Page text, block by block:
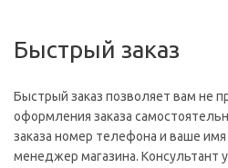
Быстрый заказ
Быстрый заказ позволяет вам не
оформления заказа
заказа номер телефона и ваше
менеджер магазина. Консультант